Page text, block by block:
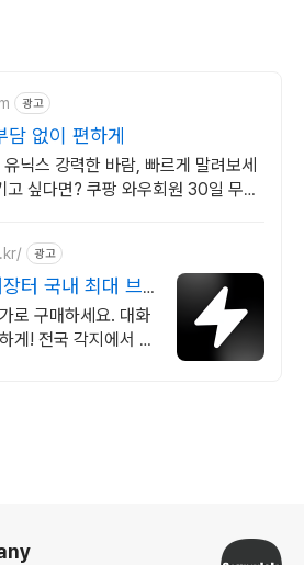
광고
없이 편하게
닉스 강력한 바람, 빠르게 말려보세
고 싶다면? 쿠팡 와우회원 30일 무료
광고
터 국내 최대 브
로 구매하세요. 대화
게! 전국 각지에서 올